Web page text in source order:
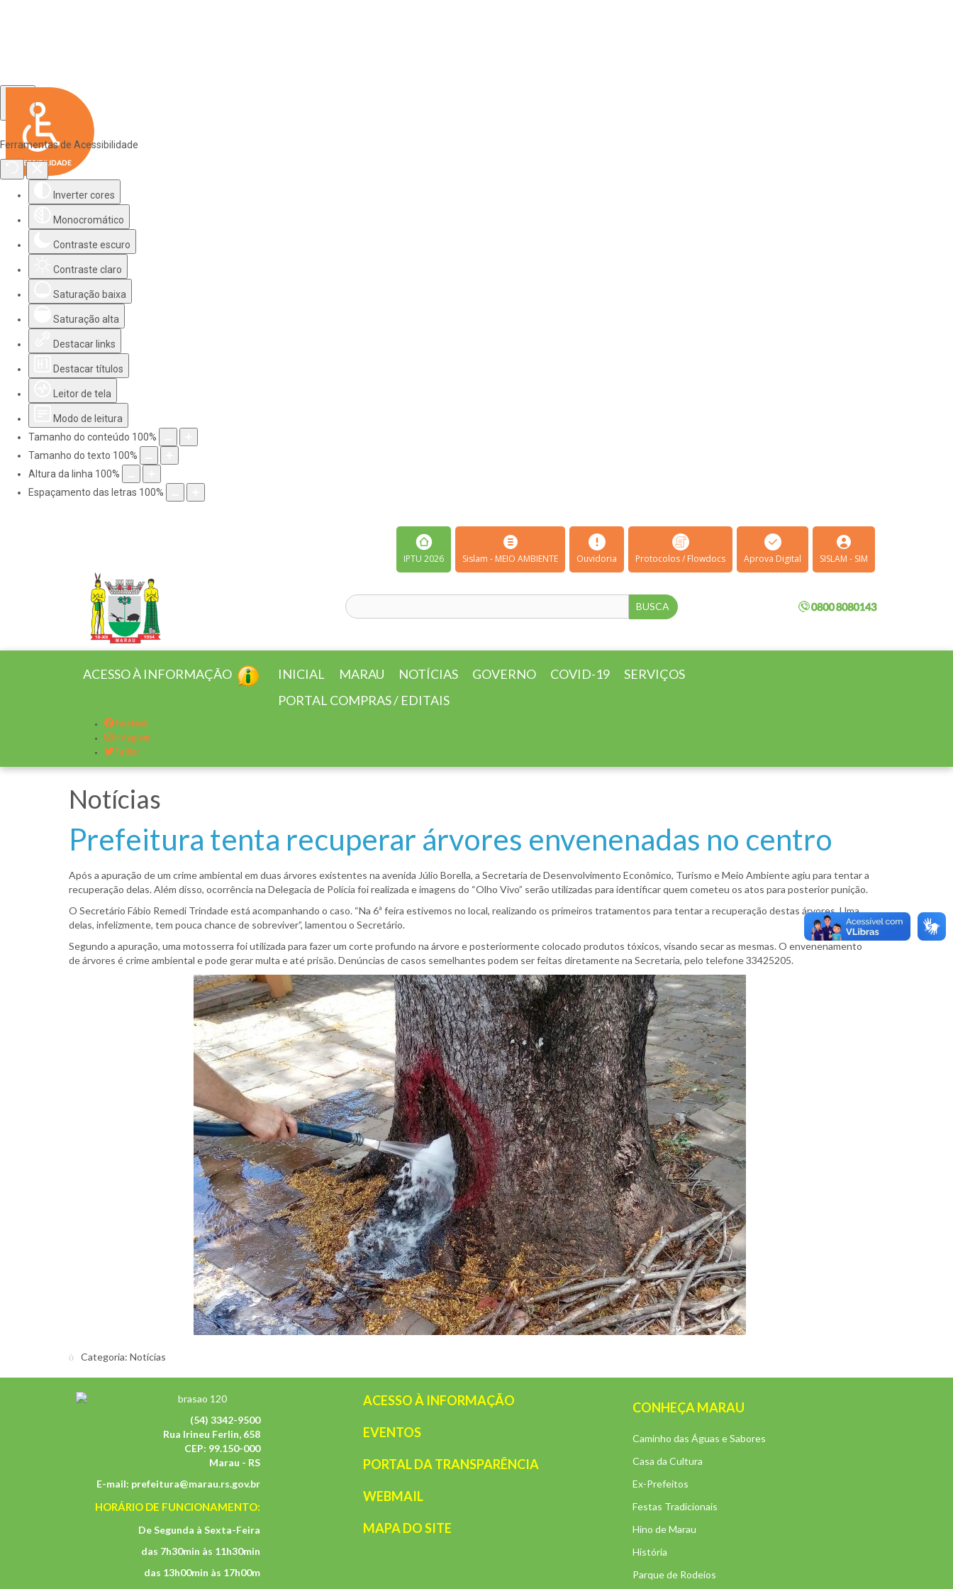
Ferramentas de Acessibilidade
Inverter cores
Monocromático
Contraste escuro
Contraste claro
Saturação baixa
Saturação alta
Destacar links
Destacar títulos
Leitor de tela
Modo de leitura
Tamanho do conteúdo 100%
Tamanho do texto 100%
Altura da linha 100%
Espaçamento das letras 100%
IPTU 2026 Sislam - MEIO AMBIENTE Ouvidoria Protocolos / Flowdocs Aprova Digital SISLAM - SIM
ACESSO À INFORMAÇÃO INICIAL MARAU NOTÍCIAS GOVERNO COVID-19
SERVIÇOS
PORTAL COMPRAS / EDITAIS
Facebook
Instagram
Twitter
Notícias
Prefeitura tenta recuperar árvores envenenadas no centro
Após a apuração de um crime ambiental em duas árvores existentes na avenida Júlio Borella, a Secretaria de Desenvolvimento Econômico, Turismo e Meio Ambiente agiu para tentar a
recuperação delas. Além disso, ocorrência na Delegacia de Polícia foi realizada e imagens do “Olho Vivo” serão utilizadas para identificar quem cometeu os atos para posterior punição.
O Secretário Fábio Remedi Trindade está acompanhando o caso. “Na 6ª feira estivemos no local, realizando os primeiros tratamentos para tentar a recuperação destas árvores. Uma
delas, infelizmente, tem pouca chance de sobreviver”, lamentou o Secretário.
Segundo a apuração, uma motosserra foi utilizada para fazer um corte profundo na árvore e posteriormente colocado produtos tóxicos, visando secar as mesmas. O envenenamento
de árvores é crime ambiental e pode gerar multa e até prisão. Denúncias de casos semelhantes podem ser feitas diretamente na Secretaria, pelo telefone 33425205.
Categoria: Notícias
(54) 3342-9500
Rua Irineu Ferlin, 658
CEP: 99.150-000
Marau - RS
E-mail: prefeitura@marau.rs.gov.br
HORÁRIO DE FUNCIONAMENTO:
De Segunda à Sexta-Feira
das 7h30min às 11h30min
das 13h00min às 17h00m
ACESSO À INFORMAÇÃO
EVENTOS
PORTAL DA TRANSPARÊNCIA
WEBMAIL
MAPA DO SITE
CONHEÇA MARAU
Caminho das Águas e Sabores
Casa da Cultura
Ex-Prefeitos
Festas Tradicionais
Hino de Marau
História
Parque de Rodeios